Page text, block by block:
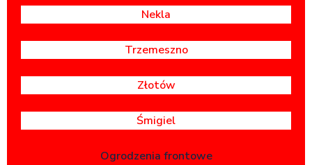
Nekla
Trzemeszno
Złotów
Śmigiel
Ogrodzenia frontowe